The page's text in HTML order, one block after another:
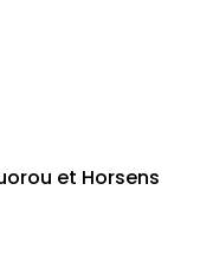
et Horsens